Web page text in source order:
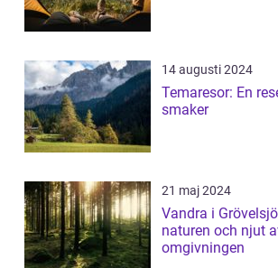
14 augusti 2024
Temaresor: En
smaker
21 maj 2024
Vandra i
naturen och njut
omgivningen